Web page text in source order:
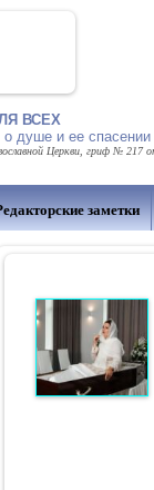
ВСЕХ
душе и ее спасении
Церкви, гриф № 217
заметки